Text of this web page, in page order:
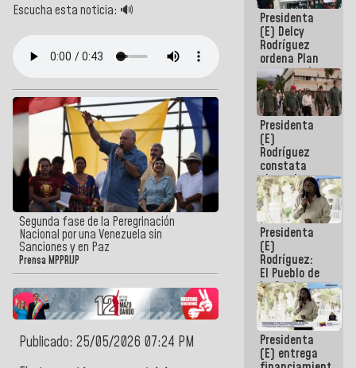
Escucha esta noticia: 🔊
Segunda fase de la Peregrinación
Nacional por una Venezuela sin
Sanciones y en Paz
Prensa MPPRIJP
Publicado: 25/05/2026 07:24 PM
Presidenta
(E) Delcy
Rodríguez
ordena Plan
maestro de
desarrollo
logístico y
turístico
para La
Guaira
Presidenta
(E)
Rodríguez
constata
obras de
rehabilitación
de Escuela
Militar de
Mamo en La
Guaira
Presidenta
(E)
Rodríguez:
El Pueblo de
La Guaira
siempre
estará
acompañada
por el
Gobierno
Presidenta
(E) entrega